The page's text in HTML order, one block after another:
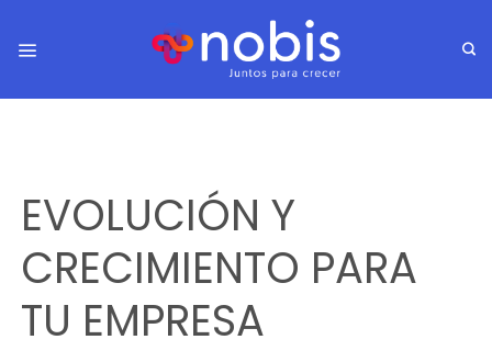
EVOLUCIÓN Y
CRECIMIENTO PARA
TU EMPRESA